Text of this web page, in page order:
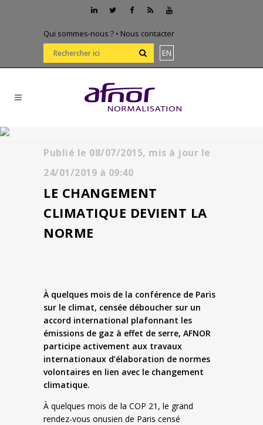
Qui sommes-nous ? • Nous contacter
EN
Publié le 08/07/2015, mis à jour le
24/01/2019 à 09:40
LE CHANGEMENT
CLIMATIQUE DEVIENT LA
NORME
À quelques mois de la conférence de Paris
sur le climat, censée déboucher sur un
accord international plafonnant les
émissions de gaz à effet de serre, AFNOR
participe activement aux travaux
internationaux d’élaboration de normes
volontaires en lien avec le changement
climatique.
À quelques mois de la COP 21, le grand
rendez-vous onusien de Paris censé